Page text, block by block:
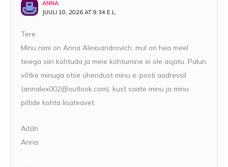
ANNA
JUULI 10, 2026 AT 9:34 E.L.
Tere
Minu nimi on Anna Alexsandrovich, mul on hea meel
teiega siin kohtuda ja meie kohtumine ei ole asjatu. Palun
võtke minuga otse ühendust minu e-posti aadressil
(annalex002@outlook.com), kust saate minu ja minu
piltide kohta lisateavet.
Aitäh
Anna